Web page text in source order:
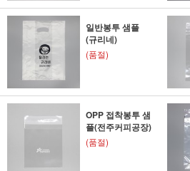
일반봉투 샘플
(규리네)
(품절)
OPP 접착봉투 샘
플(전주커피공장)
(품절)